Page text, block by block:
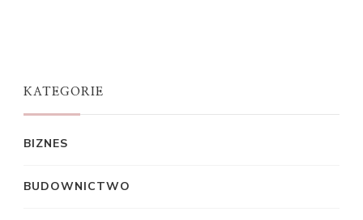
KATEGORIE
BIZNES
BUDOWNICTWO